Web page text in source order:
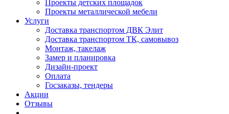
Проекты детских площадок
Проекты металлической мебели
Услуги
Доставка транспортом ДВК Элит
Доставка транспортом ТК, самовывоз
Монтаж, такелаж
Замер и планировка
Дизайн-проект
Оплата
Госзаказы, тендеры
Акции
Отзывы